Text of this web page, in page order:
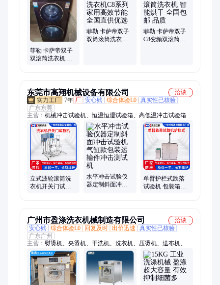
迷你绣花机、螺杆式闸门、排卵测定仪、激光水平仪、电子平水
仪、气动扳手、投影电视、集成灶蒸烤箱一体、液体粘度测试仪
菲勒 卡萨帝双子
双滚筒洗衣机 全
菲勒 卡萨帝双子
双筒滚筒洗衣机
菲勒 卡萨帝双子
C8变频双滚筒洗
东莞市高翔机械设备有限公司
洽谈
7年 厂 安心购 综合体验L0 真实性已核验
广东东莞
主营： 机械冲击试验机、恒温恒湿试验箱、高低温冲击试验箱、
洗衣机开关门试验机、跌落试验机、振动试验机、包装抗压试验
机、全自动插拔力试验机、落球冲击试验机、纸箱夹持力试验
机、斜面冲击试验机、盐雾试验箱、淋雨试验箱、耳机测试试验
机、耳机扭曲试验机、耳机夹持力试验机、弹簧测试试验机、线
材摇摆试验机、线材弯曲试验机、自行车检测设备、线材扭转试
验机、模拟运输振动试验机、拉力试验机、电磁振动试验机、车
架振动试验机
立式波轮滚筒洗
衣机开关门试验
水平冲击试验仪
器定制斜面冲击
单臂护栏式跌落
试验机 包装箱耐
广州市盈涤洗衣机械制造有限公司
洽谈
安心购
综合体验L0 回复及时 出价迅速
真实性已核验
广东广州
主营： 熨烫机、夹烫机、干洗机、洗衣机、压烫机、送布机、人
像机、脱水机、熨烫台、干洗加盟、洗衣设备、干洗设备、熨烫
设备、染厂设备、洗染设备、宾馆洗涤、服装去渍、水洗设备、
工业熨烫、洗涤设备、工业洗涤、医院洗涤、工业洗衣、酒店宾
馆、干洗连锁